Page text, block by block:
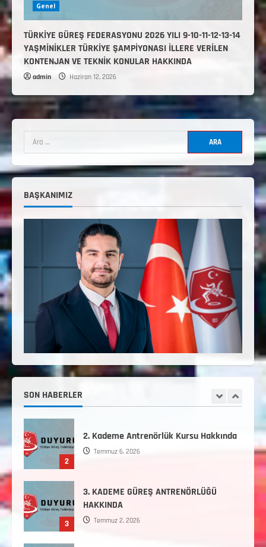
Genel
TÜRKİYE GÜREŞ FEDERASYONU 2026 YILI 9-10-11-12-13-14
YAŞMİNİKLER TÜRKİYE ŞAMPİYONASI İLLERE VERİLEN
KONTENJAN VE TEKNİK KONULAR HAKKINDA
admin Haziran 12, 2026
BAŞKANIMIZ
SON HABERLER
3. KADEME GÜREŞ ANTRENÖRLÜĞÜ
Temmuz 2, 2026
2. Kademe Güreş Antrenör Uygulama
Eğitimi Sivas’ta Açılıyor
Haziran 29, 2026
3. Kademe Güreş Antrenör Uygulama
Eğitimi Sivas’ta Açılıyor
Haziran 24, 2026
1
Minikler Gelişim Kampı Hakkında
2
2. Kademe Antrenörlük Kursu Hakkında
Temmuz 6, 2026
3
3. KADEME GÜREŞ ANTRENÖRLÜĞÜ
HAKKINDA
Temmuz 2, 2026